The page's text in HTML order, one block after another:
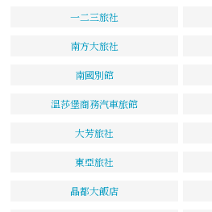
一二三旅社
南方大旅社
南國別館
溫莎堡商務汽車旅館
大芳旅社
東亞旅社
晶都大飯店